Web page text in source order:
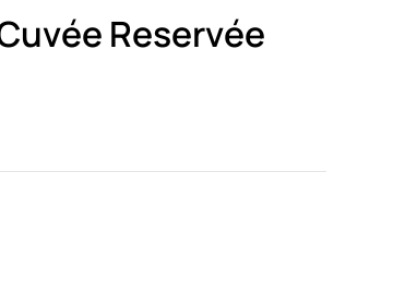
Reservée